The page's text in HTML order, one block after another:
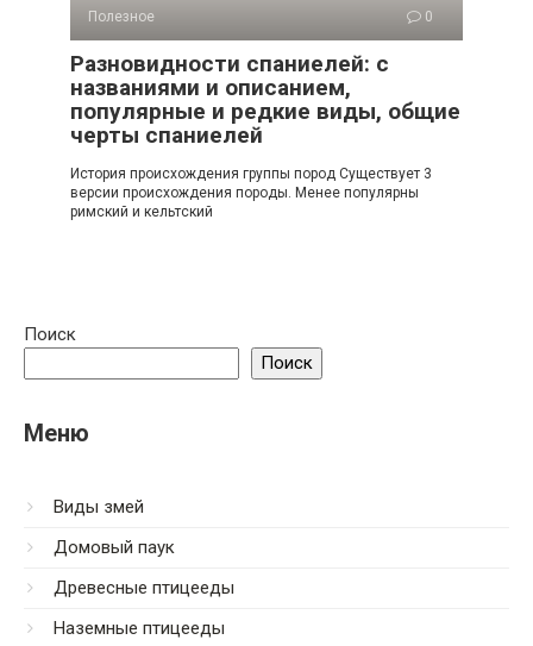
Полезное 0
Разновидности спаниелей: с
названиями и описанием,
популярные и редкие виды, общие
черты спаниелей
История происхождения группы пород Существует 3
версии происхождения породы. Менее популярны
римский и кельтский
Поиск
Поиск
Меню
Виды змей
Домовый паук
Древесные птицееды
Наземные птицееды